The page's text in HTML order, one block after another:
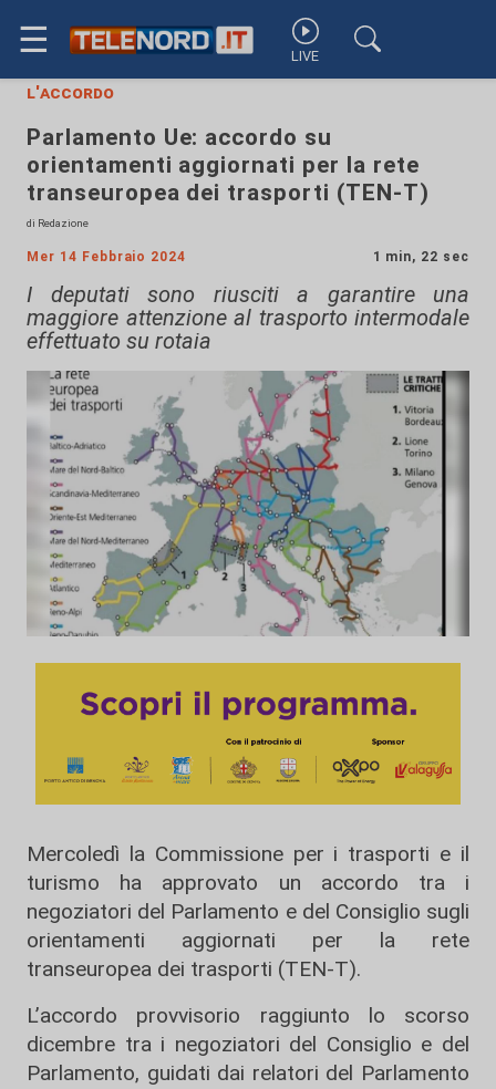
☰ LIVE
l'accordo
Parlamento Ue: accordo su
orientamenti aggiornati per la rete
transeuropea dei trasporti (TEN-T)
di Redazione
Mer 14 Febbraio 2024 1 min, 22 sec
I deputati sono riusciti a garantire una
maggiore attenzione al trasporto intermodale
effettuato su rotaia
Mercoledì la Commissione per i trasporti e il
turismo ha approvato un accordo tra i
negoziatori del Parlamento e del Consiglio sugli
orientamenti aggiornati per la rete
transeuropea dei trasporti (TEN-T).
L’accordo provvisorio raggiunto lo scorso
dicembre tra i negoziatori del Consiglio e del
Parlamento, guidati dai relatori del Parlamento